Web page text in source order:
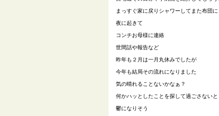
まっすぐ家に戻りシャワーしてまた布団に
夜に起きて
コンチお母様に連絡
世間話や報告など
昨年も２月は一月丸休みでしたが
今年も結局その流れになりました
気の晴れることないかなぁ？
何かハッとしたことを探して過ごさないと
鬱になりそう